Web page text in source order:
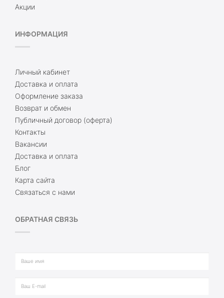
Акции
ИНФОРМАЦИЯ
Личный кабинет
Доставка и оплата
Оформление заказа
Возврат и обмен
Публичный договор (оферта)
Контакты
Вакансии
Доставка и оплата
Блог
Карта сайта
Связаться с нами
ОБРАТНАЯ СВЯЗЬ